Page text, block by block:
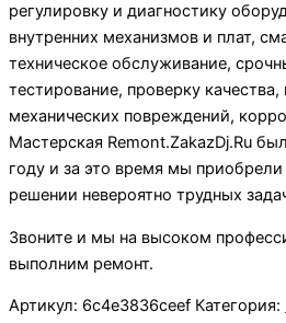
регулировку и диагностику
внутренних механизмов и плат,
техническое обслуживание,
тестирование, проверку
механических повреждений,
Мастерская Remont.ZakazDj.Ru
году и за это время мы
решении невероятно трудных
Звоните и мы на высоком
выполним ремонт.
Артикул: 6c4e3836ceef Категория: